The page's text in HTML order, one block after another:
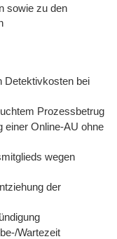
sowie zu den
Detektivkosten bei
Prozessbetrug
einer Online-AU ohne
wegen
der
Wartezeit